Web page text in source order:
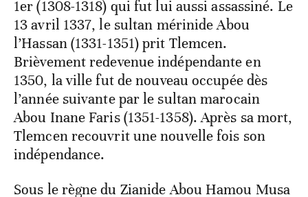
1er (1308-1318) qui fut lui aussi assassiné. Le
13 avril 1337, le sultan mérinide Abou
l’Hassan (1331-1351) prit Tlemcen.
Brièvement redevenue indépendante en
1350, la ville fut de nouveau occupée dès
l’année suivante par le sultan marocain
Abou Inane Faris (1351-1358). Après sa mort,
Tlemcen recouvrit une nouvelle fois son
indépendance.
Sous le règne du Zianide Abou Hamou Musa